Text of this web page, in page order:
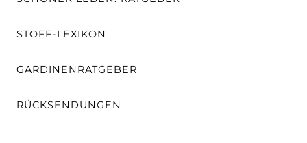
STOFF-LEXIKON
GARDINENRATGEBER
RÜCKSENDUNGEN